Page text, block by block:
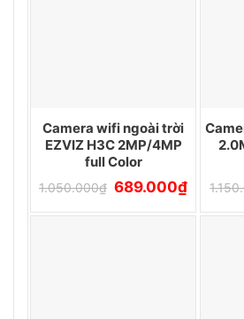
Camera wifi ngoài trời
EZVIZ H3C 2MP/4MP
full Color
1.050.000₫ Giá
gốc
là:
689.000₫Giá
tại